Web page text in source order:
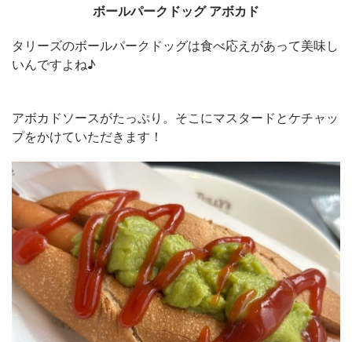
ボールパークドッグ アボカド
タリーズのボールパークドッグは食べ応えがあって美味し
いんですよね♪
アボカドソースがたっぷり。そこにマスタードとケチャッ
プをかけていただきます！